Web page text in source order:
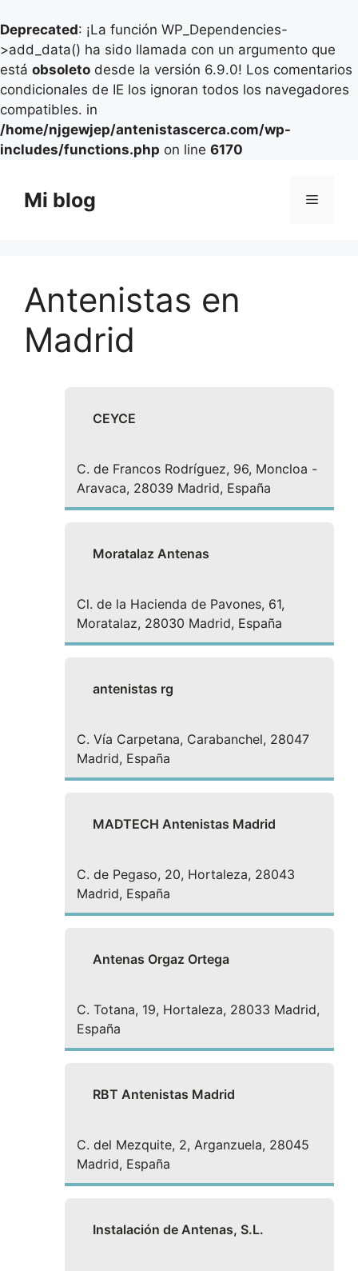
Deprecated: ¡La función WP_Dependencies-
>add_data() ha sido llamada con un argumento que
está obsoleto desde la versión 6.9.0! Los comentarios
condicionales de IE los ignoran todos los navegadores
compatibles. in
/home/njgewjep/antenistascerca.com/wp-
includes/functions.php on line 6170
contenido
Mi blog Menú
Antenistas en
Madrid
CEYCE
C. de Francos Rodríguez, 96, Moncloa -
Aravaca, 28039 Madrid, España
Moratalaz Antenas
Cl. de la Hacienda de Pavones, 61,
Moratalaz, 28030 Madrid, España
antenistas rg
C. Vía Carpetana, Carabanchel, 28047
Madrid, España
MADTECH Antenistas Madrid
C. de Pegaso, 20, Hortaleza, 28043
Madrid, España
Antenas Orgaz Ortega
C. Totana, 19, Hortaleza, 28033 Madrid,
España
RBT Antenistas Madrid
C. del Mezquite, 2, Arganzuela, 28045
Madrid, España
Instalación de Antenas, S.L.